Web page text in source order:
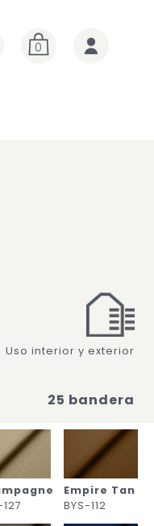
0
Uso interior y exterior
25 bandera
Empire Tan
BYS-112